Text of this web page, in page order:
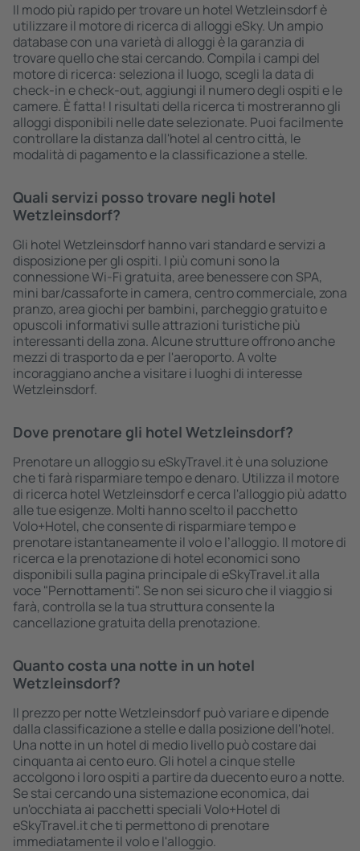
Il modo più rapido per trovare un hotel Wetzleinsdorf è
utilizzare il motore di ricerca di alloggi eSky. Un ampio
database con una varietà di alloggi è la garanzia di
trovare quello che stai cercando. Compila i campi del
motore di ricerca: seleziona il luogo, scegli la data di
check-in e check-out, aggiungi il numero degli ospiti e le
camere. È fatta! I risultati della ricerca ti mostreranno gli
alloggi disponibili nelle date selezionate. Puoi facilmente
controllare la distanza dall'hotel al centro città, le
modalità di pagamento e la classificazione a stelle.
Quali servizi posso trovare negli hotel
Wetzleinsdorf?
Gli hotel Wetzleinsdorf hanno vari standard e servizi a
disposizione per gli ospiti. I più comuni sono la
connessione Wi-Fi gratuita, aree benessere con SPA,
mini bar/cassaforte in camera, centro commerciale, zona
pranzo, area giochi per bambini, parcheggio gratuito e
opuscoli informativi sulle attrazioni turistiche più
interessanti della zona. Alcune strutture offrono anche
mezzi di trasporto da e per l'aeroporto. A volte
incoraggiano anche a visitare i luoghi di interesse
Wetzleinsdorf.
Dove prenotare gli hotel Wetzleinsdorf?
Prenotare un alloggio su eSkyTravel.it è una soluzione
che ti farà risparmiare tempo e denaro. Utilizza il motore
di ricerca hotel Wetzleinsdorf e cerca l'alloggio più adatto
alle tue esigenze. Molti hanno scelto il pacchetto
Volo+Hotel, che consente di risparmiare tempo e
prenotare istantaneamente il volo e l’alloggio. Il motore di
ricerca e la prenotazione di hotel economici sono
disponibili sulla pagina principale di eSkyTravel.it alla
voce "Pernottamenti". Se non sei sicuro che il viaggio si
farà, controlla se la tua struttura consente la
cancellazione gratuita della prenotazione.
Quanto costa una notte in un hotel
Wetzleinsdorf?
Il prezzo per notte Wetzleinsdorf può variare e dipende
dalla classificazione a stelle e dalla posizione dell'hotel.
Una notte in un hotel di medio livello può costare dai
cinquanta ai cento euro. Gli hotel a cinque stelle
accolgono i loro ospiti a partire da duecento euro a notte.
Se stai cercando una sistemazione economica, dai
un'occhiata ai pacchetti speciali Volo+Hotel di
eSkyTravel.it che ti permettono di prenotare
immediatamente il volo e l'alloggio.